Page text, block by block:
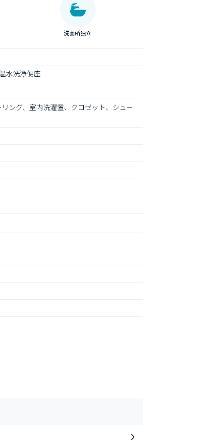
洗面所独立
水洗浄便座
ング、室内洗濯置、クロゼット、シュー